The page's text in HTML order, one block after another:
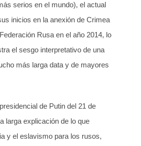
serios en el mundo), el actual
inicios en la anexión de Crimea
Rusa en el año 2014, lo
el sesgo interpretativo de una
más larga data y de mayores
de Putin del 21 de
larga explicación de lo que
y el eslavismo para los rusos,